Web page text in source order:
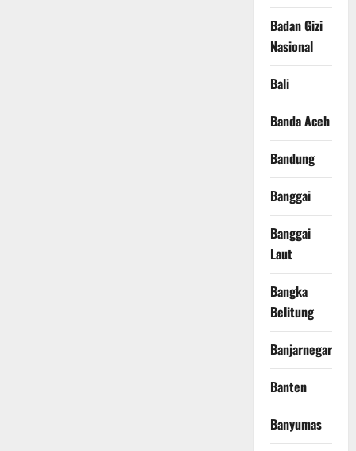
Badan Gizi
Nasional
Bali
Banda Aceh
Bandung
Banggai
Banggai
Laut
Bangka
Belitung
Banjarnegara
Banten
Banyumas